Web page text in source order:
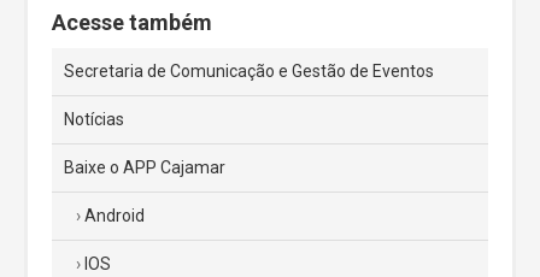
Acesse também
Secretaria de Comunicação e Gestão de Eventos
Notícias
Baixe o APP Cajamar
Android
IOS